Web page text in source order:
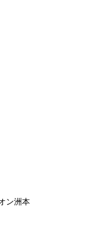
ン洲本